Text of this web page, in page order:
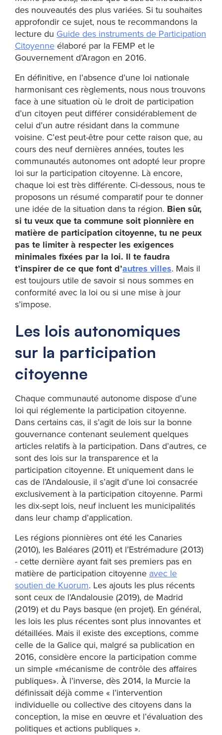
des nouveautés des plus variées. Si tu souhaites
approfondir ce sujet, nous te recommandons la
lecture du Guide des instruments de Participation
Citoyenne élaboré par la FEMP et le
Gouvernement d’Aragon en 2016.
En définitive, en l’absence d’une loi nationale
harmonisant ces règlements, nous nous trouvons
face à une situation où le droit de participation
d’un citoyen peut différer considérablement de
celui d’un autre résidant dans la commune
voisine. C’est peut-être pour cette raison que, au
cours des neuf dernières années, toutes les
communautés autonomes ont adopté leur propre
loi sur la participation citoyenne. Là encore,
chaque loi est très différente. Ci-dessous, nous te
proposons un résumé comparatif pour te donner
une idée de la situation dans ta région. Bien sûr,
si tu veux que ta commune soit pionnière en
matière de participation citoyenne, tu ne peux
pas te limiter à respecter les exigences
minimales fixées par la loi. Il te faudra
t’inspirer de ce que font d’autres villes. Mais il
est toujours utile de savoir si nous sommes en
conformité avec la loi ou si une mise à jour
s’impose.
Les lois autonomiques
sur la participation
citoyenne
Chaque communauté autonome dispose d’une
loi qui réglemente la participation citoyenne.
Dans certains cas, il s’agit de lois sur la bonne
gouvernance contenant seulement quelques
articles relatifs à la participation. Dans d’autres, ce
sont des lois sur la transparence et la
participation citoyenne. Et uniquement dans le
cas de l’Andalousie, il s’agit d’une loi consacrée
exclusivement à la participation citoyenne. Parmi
les dix-sept lois, neuf incluent les municipalités
dans leur champ d’application.
Les régions pionnières ont été les Canaries
(2010), les Baléares (2011) et l’Estrémadure (2013)
- cette dernière ayant fait ses premiers pas en
matière de participation citoyenne avec le
soutien de Kuorum. Les ajouts les plus récents
sont ceux de l’Andalousie (2019), de Madrid
(2019) et du Pays basque (en projet). En général,
les lois les plus récentes sont plus innovantes et
détaillées. Mais il existe des exceptions, comme
celle de la Galice qui, malgré sa publication en
2016, considère encore la participation comme
un simple «mécanisme de contrôle des affaires
publiques». À l’inverse, dès 2014, la Murcie la
définissait déjà comme « l’intervention
individuelle ou collective des citoyens dans la
conception, la mise en œuvre et l’évaluation des
politiques et actions publiques ».